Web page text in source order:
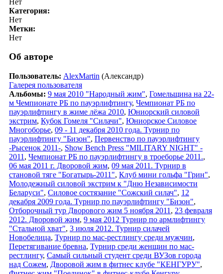
Категория:
Нет
Метки:
Нет
Об авторе
Пользователь: AlexMartin (Александр)
Галерея пользователя
Альбомы: 9 мая 2010 "Народный жим", Гомельщина на 22-
м Чемпионате РБ по пауэрлифтингу, Чемпионат РБ по
пауэрлифтингу в жиме лёжа 2010, Юниорский силовой
экстрим, Кубок Гомеля "Силачи", Юниорское Силовое
Многоборье, 09 - 11 декабря 2010 года. Турнир по
пауэрлифтингу "Бизон", Первенство по пауэрлифтингу
-Рысенок 2011-, Show Bench Press "MILITARY NIGHT" -
2011 , Чемпионат РБ по пауэрлифтингу в троеборье 2011.,
06 мая 2011 г. Дворовой жим, 09 мая 2011. Турнир в
становой тяге "Богатырь-2011", Клуб мини гольфа "Грин",
Молодежный силовой экстрим к "Дню Независимости
Беларуси", Силовое состязание "Сожский силач", 12
декабря 2009 года. Турнир по пауэрлифтингу "Бизон",
Отборочный тур Дворового жим 5 ноября 2011 , 23 февраля
2012. Дворовой жим, 9 мая 2012 Турнир по армлифтингу
"Стальной хват", 3 июля 2012. Турнир силачей
Новобелица, Турнир по мас-рестлингу среди мужчин,
Перетягивание бревна, Турнир среди женщин по мас-
рестлингу, Самый сильный студент среди ВУЗов города
над Сожем, Дворовой жим в фитнес клубе "КЕНГУРУ",